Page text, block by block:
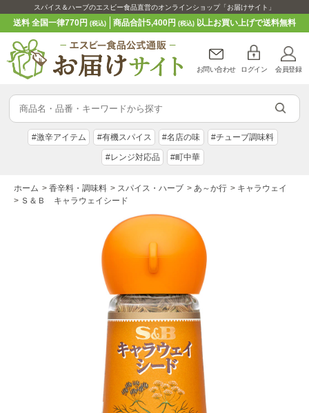
スパイス＆ハーブのエスビー食品直営のオンラインショップ「お届けサイト」
送料 全国一律770円(税込) 商品合計5,400円 (税込)以上お買い上げで送料無料
お問い合わせ ログイン 会員登録
#激辛アイテム #有機スパイス #名店の味 #チューブ調味料
#レンジ対応品 #町中華
ホーム > 香辛料・調味料 > スパイス・ハーブ > あ～か行 > キャラウェイ
> Ｓ＆Ｂ キャラウェイシード